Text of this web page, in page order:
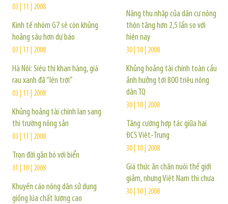
03 | 11 | 2008
Kinh tế nhóm G7 sẽ còn khủng
hoảng sâu hơn dự báo
03 | 11 | 2008
Hà Nội: Siêu thị khan hàng, giá
rau xanh đã “lên trời”
03 | 11 | 2008
Khủng hoảng tài chính lan sang
thị trường nông sản
03 | 11 | 2008
Trọn đời gắn bó với biển
31 | 10 | 2008
Khuyến cáo nông dân sử dụng
giống lúa chất lượng cao
Nâng thu nhập của dân cư nông
thôn tăng hơn 2,5 lần so với
hiện nay
30 | 10 | 2008
Khủng hoảng tài chính toàn cầu
ảnh hưởng tới 800 triệu nông
dân TQ
30 | 10 | 2008
Tăng cường hợp tác giữa hai
ĐCS Việt-Trung
30 | 10 | 2008
Giá thức ăn chăn nuôi thế giới
giảm, nhưng Việt Nam thì chưa
30 | 10 | 2008